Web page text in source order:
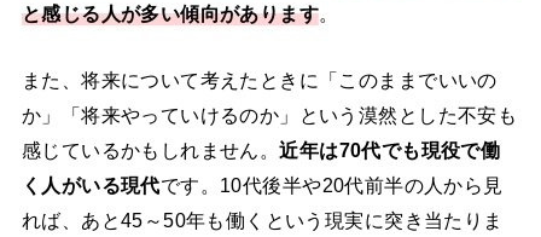
と感じる人が多い傾向があります。
また、将来について考えたときに「このままでいいの
か」「将来やっていけるのか」という漠然とした不安も
感じているかもしれません。近年は70代でも現役で働
く人がいる現代です。10代後半や20代前半の人から見
れば、あと45～50年も働くという現実に突き当たりま